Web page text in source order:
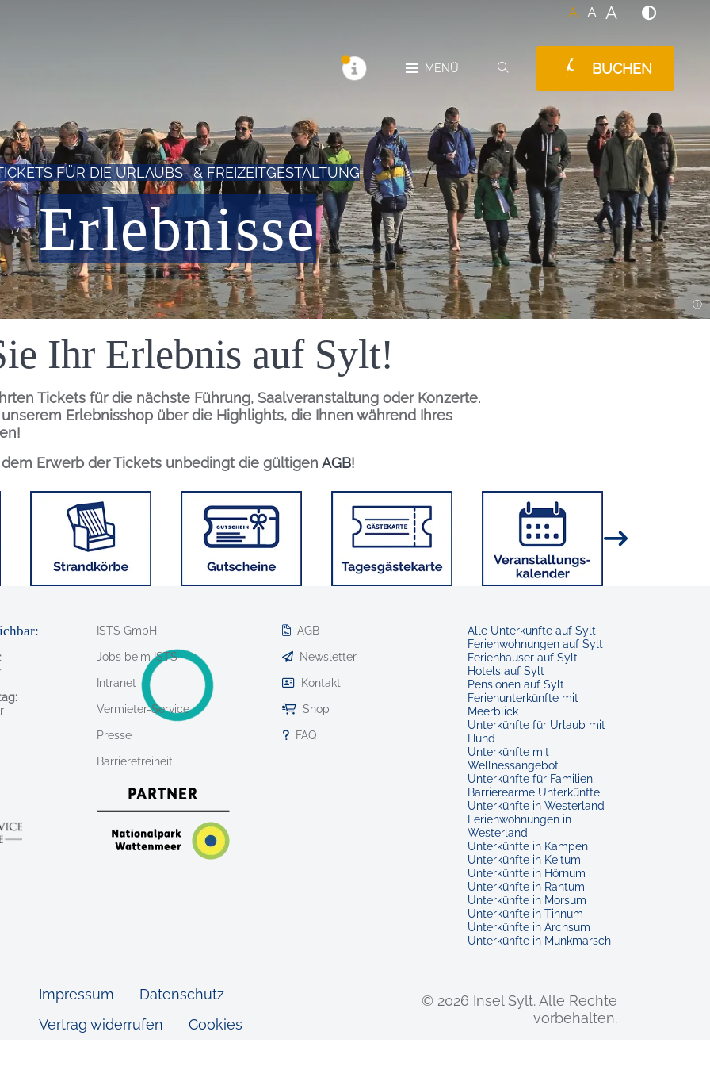
A A A
MENÜ BUCHEN
FÜR DIE URLAUBS- & FREIZEITGESTALTUNG
Erlebnisse
Ihr Erlebnis auf Sylt!
Tickets für die nächste Führung, Saalveranstaltung oder Konzerte.
Erlebnisshop über die Highlights, die Ihnen während Ihres
Erwerb der Tickets unbedingt die gültigen AGB!
Bild
ISTS GmbH
Jobs beim ISTS
Intranet
Vermieter-Service
Presse
Barrierefreiheit
AGB
Newsletter
Kontakt
Shop
FAQ
Alle Unterkünfte auf Sylt
Ferienwohnungen auf Sylt
Ferienhäuser auf Sylt
Hotels auf Sylt
Pensionen auf Sylt
Ferienunterkünfte mit
Meerblick
Unterkünfte für Urlaub mit
Hund
Unterkünfte mit
Wellnessangebot
Unterkünfte für Familien
Barrierearme Unterkünfte
Unterkünfte in Westerland
Ferienwohnungen in
Westerland
Unterkünfte in Kampen
Unterkünfte in Keitum
Unterkünfte in Hörnum
Unterkünfte in Rantum
Unterkünfte in Morsum
Unterkünfte in Tinnum
Unterkünfte in Archsum
Unterkünfte in Munkmarsch
Impressum
Datenschutz
Vertrag widerrufen
Cookies
© 2026 Insel Sylt.Alle Rechte
vorbehalten.